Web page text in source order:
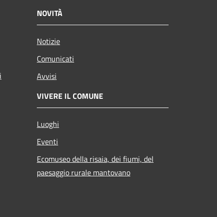
NOVITÀ
Notizie
Comunicati
Avvisi
VIVERE IL COMUNE
Luoghi
Eventi
Ecomuseo della risaia, dei fiumi, del
paesaggio rurale mantovano